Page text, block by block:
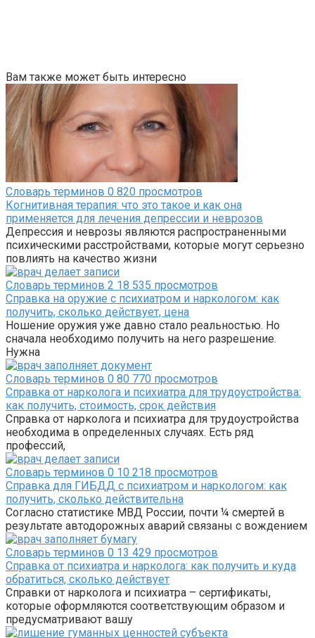
Вам также может быть интересно
Словарь терминов 0 820 просмотров
Когнитивная терапия: что это такое и как она
применяется для лечения депрессии и неврозов
Депрессия и неврозы являются распространенными
психическими расстройствами, которые могут серьезно
повлиять на качество жизни
Словарь терминов 2 18 535 просмотров
Справка на оружие с психиатром и наркологом: как
получить, сколько действует, цена
Ношение оружия уже давно стало реальностью. Но
сначала необходимо получить на него разрешение.
Нужна
Словарь терминов 0 80 770 просмотров
Справка от нарколога и психиатра для трудоустройства:
как получить, стоимость, срок действия
Справка от нарколога и психиатра для трудоустройства
необходима в определенных случаях. Есть ряд
профессий,
Словарь терминов 0 10 218 просмотров
Справка для ГИБДД с психиатром и наркологом: как
получить, сколько действительна
Согласно статистике МВД России, почти ¼ смертей в
результате автодорожных аварий связаны с вождением
Словарь терминов 0 13 429 просмотров
Справка от психиатра и нарколога: как получить и куда
обратиться, сколько действует
Справки от нарколога и психиатра – сертификаты,
которые оформляются соответствующим образом и
предусматривают вашу